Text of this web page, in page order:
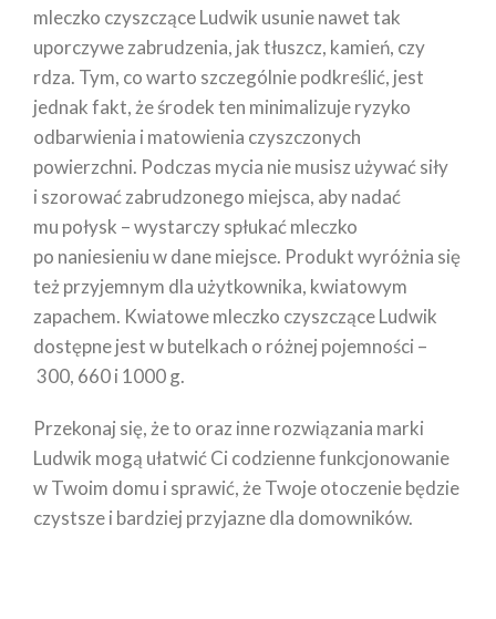
mleczko czyszczące Ludwik usunie nawet tak
uporczywe zabrudzenia, jak tłuszcz, kamień, czy
rdza. Tym, co warto szczególnie podkreślić, jest
jednak fakt, że środek ten minimalizuje ryzyko
odbarwienia i matowienia czyszczonych
powierzchni. Podczas mycia nie musisz używać siły
i szorować zabrudzonego miejsca, aby nadać
mu połysk – wystarczy spłukać mleczko
po naniesieniu w dane miejsce. Produkt wyróżnia się
też przyjemnym dla użytkownika, kwiatowym
zapachem. Kwiatowe mleczko czyszczące Ludwik
dostępne jest w butelkach o różnej pojemności –
300, 660 i 1000 g.
Przekonaj się, że to oraz inne rozwiązania marki
Ludwik mogą ułatwić Ci codzienne funkcjonowanie
w Twoim domu i sprawić, że Twoje otoczenie będzie
czystsze i bardziej przyjazne dla domowników.